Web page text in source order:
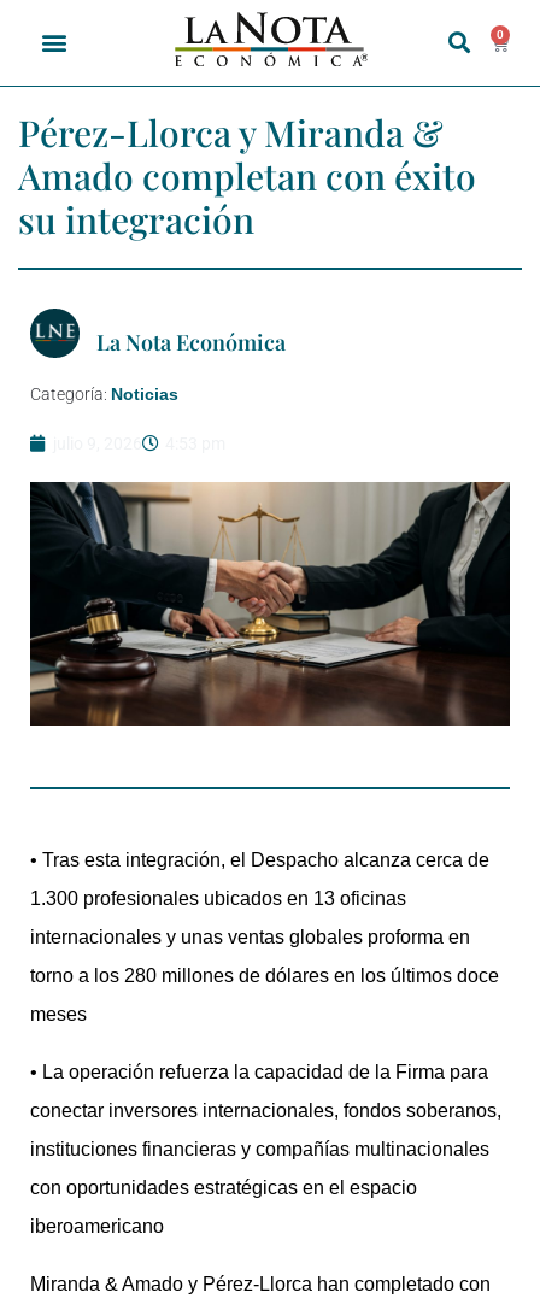
0
Pérez-Llorca y Miranda &
Amado completan con éxito
su integración
La Nota Económica
Categoría: Noticias
• Tras esta integración, el Despacho alcanza cerca de
1.300 profesionales ubicados en 13 oficinas
internacionales y unas ventas globales proforma en
torno a los 280 millones de dólares en los últimos doce
meses
• La operación refuerza la capacidad de la Firma para
conectar inversores internacionales, fondos soberanos,
instituciones financieras y compañías multinacionales
con oportunidades estratégicas en el espacio
iberoamericano
Miranda & Amado y Pérez-Llorca han completado con